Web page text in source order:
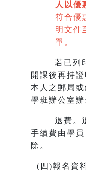
人以優
符合優
明文件
單。
若已列
開課後再持
本人之郵局
學班辦公室
退費。
手續費由學
除。
( 四)報名資